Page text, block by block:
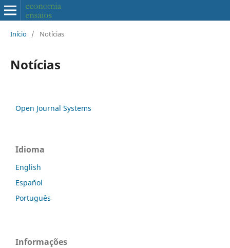
Início / Notícias
Notícias
Open Journal Systems
Idioma
English
Español
Português
Informações